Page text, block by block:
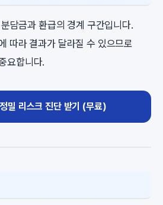
담금과 환급의 경계 구간입니다.
따라 결과가 달라질 수 있으므로
요합니다.
밀 리스크 진단 받기 (무료)